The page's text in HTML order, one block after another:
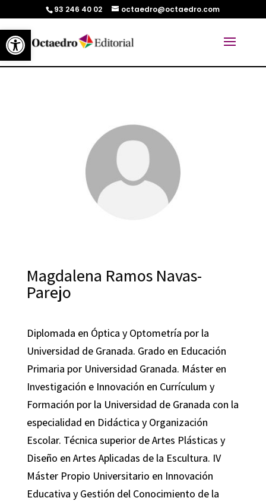
Abrir barra de herramientas
93 246 40 02 octaedro@octaedro.com
Magdalena Ramos Navas-
Parejo
Diplomada en Óptica y Optometría por la
Universidad de Granada. Grado en Educación
Primaria por Universidad Granada. Máster en
Investigación e Innovación en Currículum y
Formación por la Universidad de Granada con la
especialidad en Didáctica y Organización
Escolar. Técnica superior de Artes Plásticas y
Diseño en Artes Aplicadas de la Escultura. IV
Máster Propio Universitario en Innovación
Educativa y Gestión del Conocimiento de la